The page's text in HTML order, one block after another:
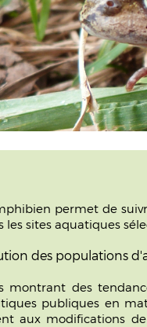
permet de
les sites aquatiques
des populations
montrant des
publiques en
aux modifications